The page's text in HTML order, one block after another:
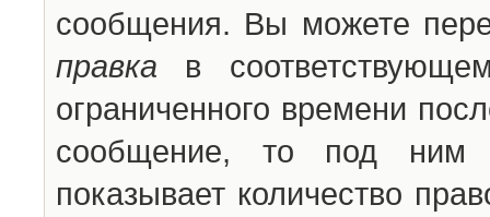
сообщения. Вы можете
правка в
ограниченного времени
сообщение, то под ним
показывает количество